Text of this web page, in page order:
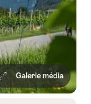
Galerie média